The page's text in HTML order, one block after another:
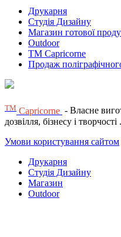
Друкарня
Студія Дизайну
Магазин готової
Outdoor
TM Capricorne
Продаж
ТМ Capricorne - Власне
дозвілля, бізнесу і творчості
Умови користування сайтом
Друкарня
Студія Дизайну
Магазин
Outdoor